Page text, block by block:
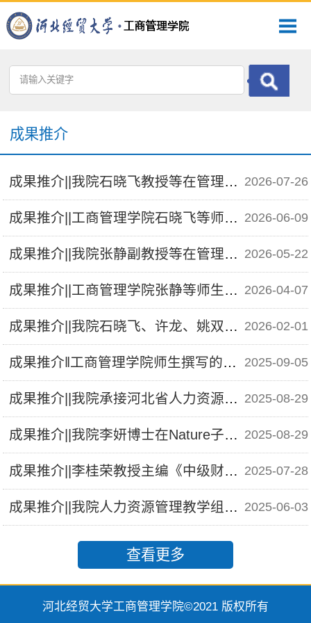
成果推介
成果推介||我院石晓飞教授等在管理学权威期刊《工程管理科技前沿》发表论文 2026-07-26
成果推介||工商管理学院石晓飞等师生撰写的教学案例入选中国管理案例共享中心案例库 2026-06-09
成果推介||我院张静副教授等在管理学权威期刊《南开管理评论》发表论文 2026-05-22
成果推介||工商管理学院张静等师生撰写的教学案例入选中国管理案例共享中心案例库 2026-04-07
成果推介||我院石晓飞、许龙、姚双双、郭星光等的科研著作《河北上市公司治理研究报告（2025）》出版 2026-02-01
成果推介‖工商管理学院师生撰写的教学案例入选中国管理案例共享中心案例库 2025-09-05
成果推介||我院承接河北省人力资源和社会保障厅系列专项委托课题 2025-08-29
成果推介||我院李妍博士在Nature子刊发表论文 2025-08-29
成果推介||李桂荣教授主编《中级财务会计》入选河北省“十四五”普通高等教育本科规划教材 2025-07-28
成果推介||我院人力资源管理教学组撰写的新财经特色教材《人力资源管理——数智时代的变革与实践》出版 2025-06-03
查看更多
河北经贸大学工商管理学院©2021 版权所有